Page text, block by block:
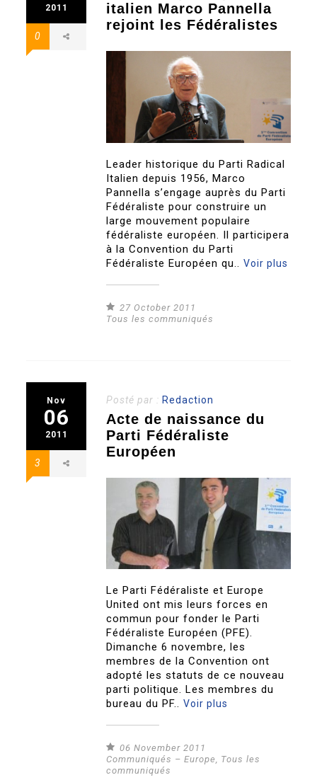
2011
0
italien Marco Pannella
rejoint les Fédéralistes
Leader historique du Parti Radical
Italien depuis 1956, Marco
Pannella s’engage auprès du Parti
Fédéraliste pour construire un
large mouvement populaire
fédéraliste européen. Il participera
à la Convention du Parti
Fédéraliste Européen qu..Voir plus
27 October 2011
Tous les communiqués
Nov
06
2011
3
Posté par : Redaction
Acte de naissance du
Parti Fédéraliste
Européen
Le Parti Fédéraliste et Europe
United ont mis leurs forces en
commun pour fonder le Parti
Fédéraliste Européen (PFE).
Dimanche 6 novembre, les
membres de la Convention ont
adopté les statuts de ce nouveau
parti politique. Les membres du
bureau du PF..Voir plus
06 November 2011
Communiqués – Europe
Tous les
communiqués